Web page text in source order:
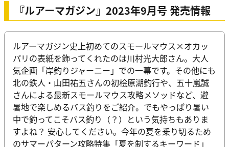
『ルアーマガジン』2023年9月号 発売情報
ルアーマガジン史上初めてのスモールマウス×オカッ
パリの表紙を飾ってくれたのは川村光大郎さん。大人
気企画「岸釣りジャーニー」での一幕です。その他にも
北の鉄人・山田祐五さんの初桧原湖釣行や、五十嵐誠
さんによる最新スモールマウス攻略メソッドなど、避
暑地で楽しめるバス釣りをご紹介。でもやっぱり暑い
中で釣ってこそバス釣り（？）という気持ちもありま
すよね？ 安心してください。今年の夏を乗り切るため
のサマーパターン攻略特集「夏を制するキーワード」